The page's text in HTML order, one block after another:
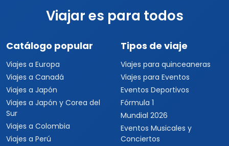
Viajar es para todos
Catálogo popular
Viajes a Europa
Viajes a Canadá
Viajes a Japón
Viajes a Japón y Corea del
Sur
Viajes a Colombia
Viajes a Perú
Tipos de viaje
Viajes para quinceaneras
Viajes para Eventos
Eventos Deportivos
Fórmula 1
Mundial 2026
Eventos Musicales y
Conciertos